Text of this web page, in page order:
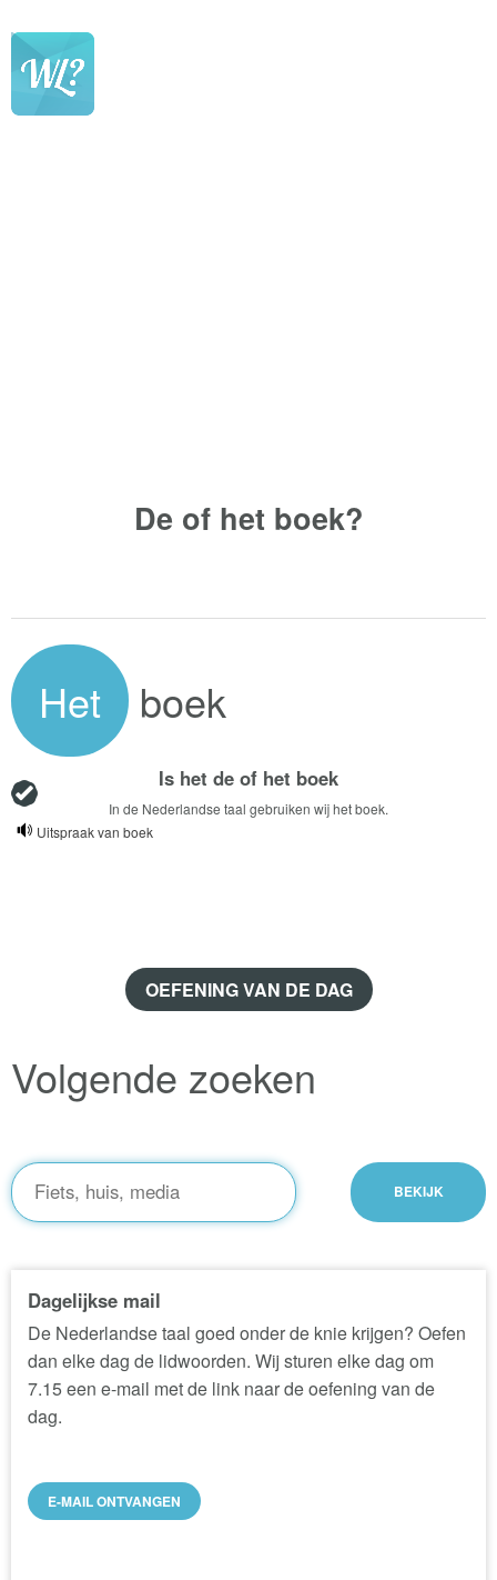
De of het boek?
Het boek
Is het de of het boek
In de Nederlandse taal gebruiken wij het boek.
Uitspraak van boek
OEFENING VAN DE DAG
Volgende zoeken
Dagelijkse mail
De Nederlandse taal goed onder de knie krijgen? Oefen
dan elke dag de lidwoorden. Wij sturen elke dag om
7.15 een e-mail met de link naar de oefening van de
dag.
E-MAIL ONTVANGEN